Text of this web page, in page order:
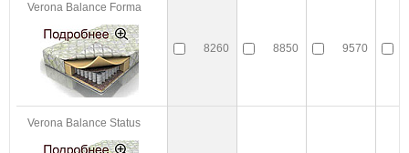
Verona Balance Forma
8260 8850 9570
Verona Balance Status